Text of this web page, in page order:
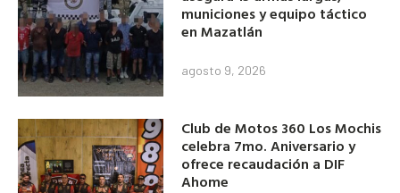
municiones y equipo táctico
en Mazatlán
agosto 9, 2026
Club de Motos 360 Los Mochis
celebra 7mo. Aniversario y
ofrece recaudación a DIF
Ahome